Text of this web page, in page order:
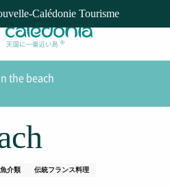
Calédonie Tourisme
the beach
魚介類
伝統フランス料理